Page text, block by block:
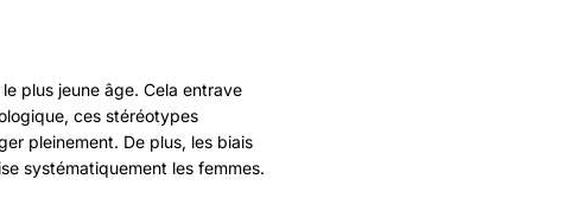
plus jeune âge. Cela entrave
ces stéréotypes
pleinement. De plus, les biais
systématiquement les femmes.